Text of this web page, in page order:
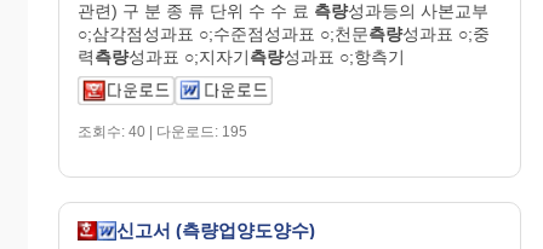
관련) 구 분 종 류 단위 수 수 료 측량성과등의 사본교부
○;삼각점성과표 ○;수준점성과표 ○;천문측량성과표 ○;중
력측량성과표 ○;지자기측량성과표 ○;항측기
조회수: 40 | 다운로드: 195
신고서 (측량업양도양수)